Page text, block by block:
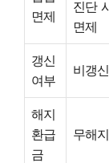
면제
진단
면제
갱신
여부
비갱
해지
환급
금
무해지